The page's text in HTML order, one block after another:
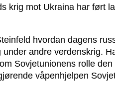
krig mot Ukraina har ført
hvordan dagens
andre verdenskrig.
Sovjetunionens rolle den
våpenhjelpen